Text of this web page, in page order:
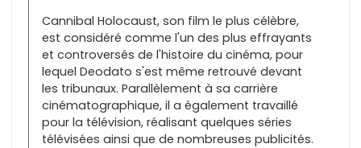
Cannibal Holocaust, son film le plus célèbre,
est considéré comme l'un des plus effrayants
et controversés de l'histoire du cinéma, pour
lequel Deodato s'est même retrouvé devant
les tribunaux. Parallèlement à sa carrière
cinématographique, il a également travaillé
pour la télévision, réalisant quelques séries
télévisées ainsi que de nombreuses publicités.